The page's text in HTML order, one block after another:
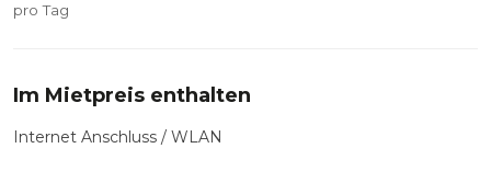
pro Tag
Im Mietpreis enthalten
Internet Anschluss / WLAN